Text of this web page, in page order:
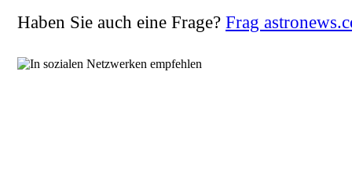
Haben Sie auch eine Frage? Frag